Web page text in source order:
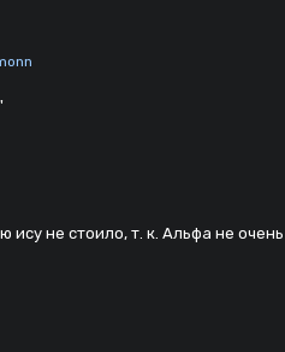
не стоило, т. к. Альфа не очень